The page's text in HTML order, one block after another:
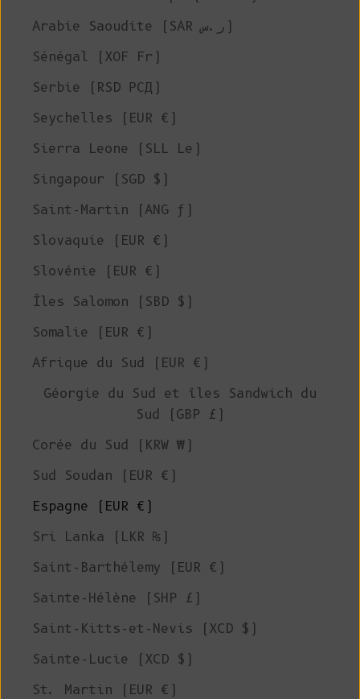
Arabie Saoudite (SAR ر.س)
Sénégal (XOF Fr)
Serbie (RSD РСД)
Seychelles (EUR €)
Sierra Leone (SLL Le)
Singapour (SGD $)
Saint-Martin (ANG ƒ)
Slovaquie (EUR €)
Slovénie (EUR €)
Îles Salomon (SBD $)
Somalie (EUR €)
Afrique du Sud (EUR €)
Géorgie du Sud et îles Sandwich du
Sud (GBP £)
Corée du Sud (KRW ₩)
Sud Soudan (EUR €)
Espagne (EUR €)
Sri Lanka (LKR ₨)
Saint-Barthélemy (EUR €)
Sainte-Hélène (SHP £)
Saint-Kitts-et-Nevis (XCD $)
Sainte-Lucie (XCD $)
St. Martin (EUR €)